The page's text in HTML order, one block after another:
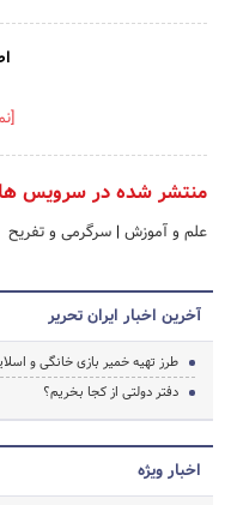
منتشر شده در سرویس
علم و آموزش | سرگرمی و تفریح
آخرین اخبار ایران تحریر
طرز تهیه خمیر بازی خانگی و
دفتر دولتی از کجا بخریم؟
اخبار ویژه